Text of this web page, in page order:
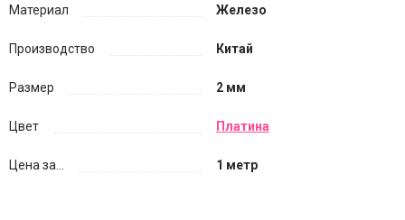
Материал Железо
Производство Китай
Размер 2 мм
Цвет Платина
Цена за... 1 метр